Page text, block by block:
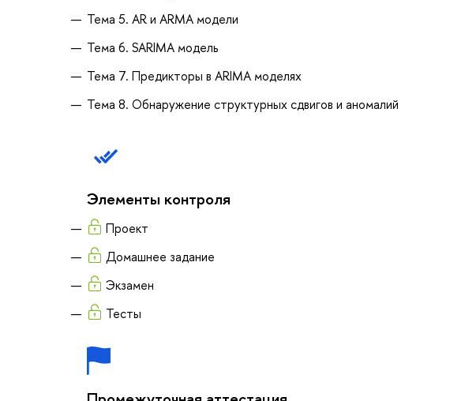
Тема 5. AR и ARMA модели
Тема 6. SARIMA модель
Тема 7. Предикторы в ARIMA моделях
Тема 8. Обнаружение структурных сдвигов и аномалий
Элементы контроля
Проект
Домашнее задание
Экзамен
Тесты